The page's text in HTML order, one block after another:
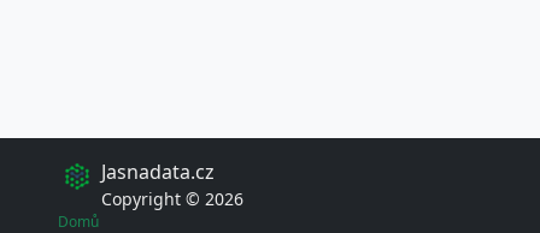
Jasnadata.cz
Copyright © 2026
Domů